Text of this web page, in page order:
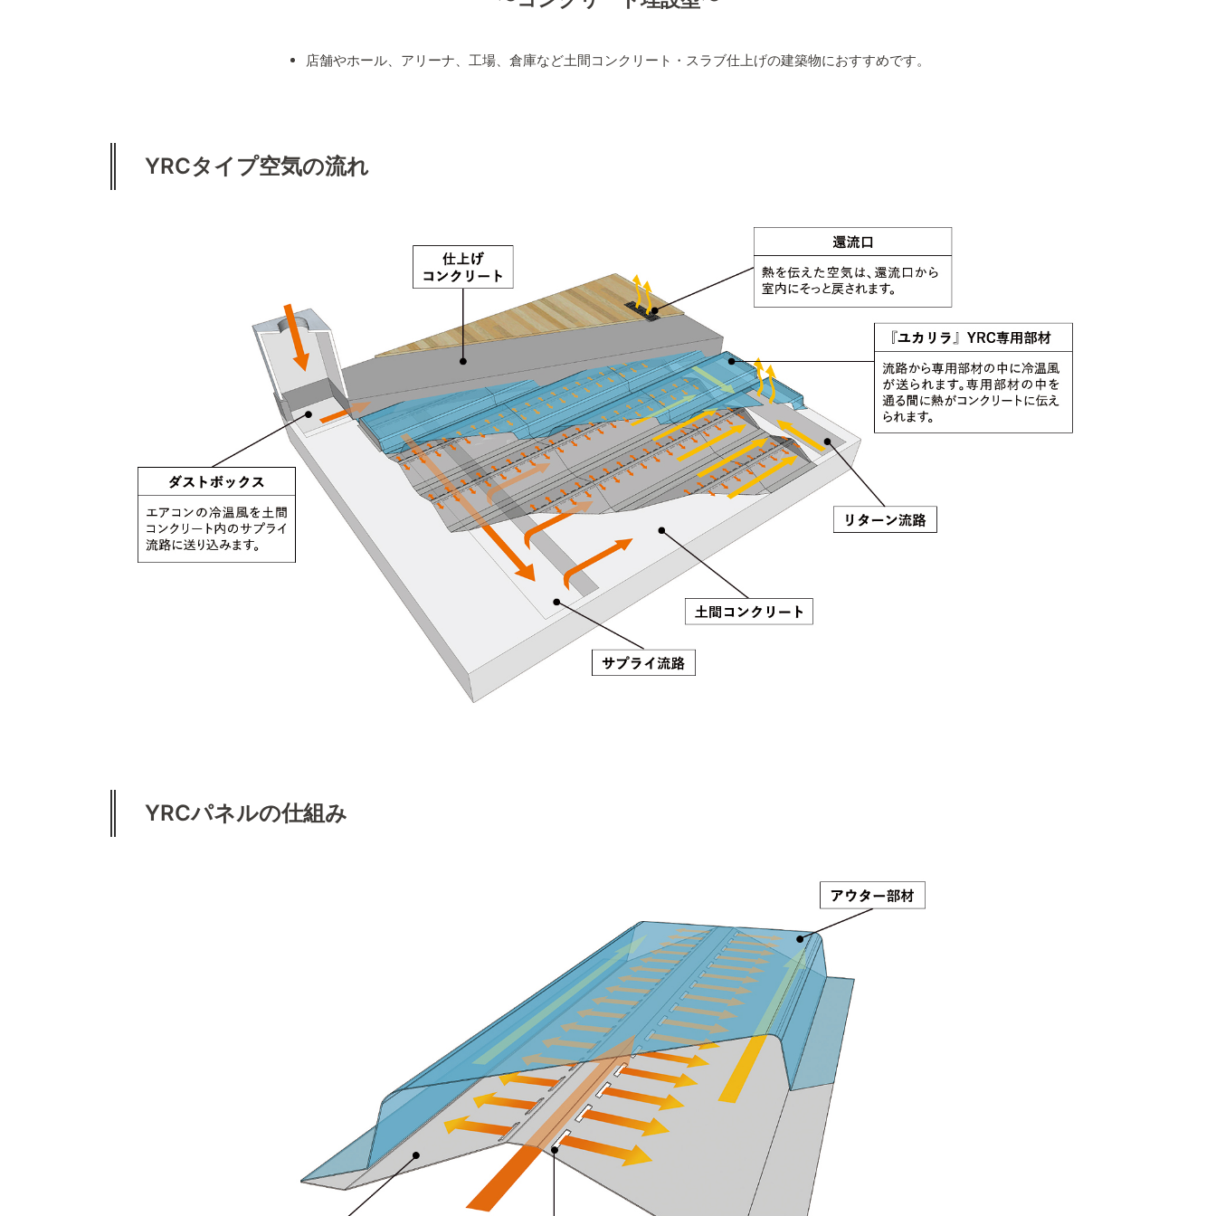
店舗やホール、アリーナ、工場、倉庫など土間コンクリート・スラブ仕上げの建築物におすすめです。
YRCタイプ空気の流れ
YRCパネルの仕組み